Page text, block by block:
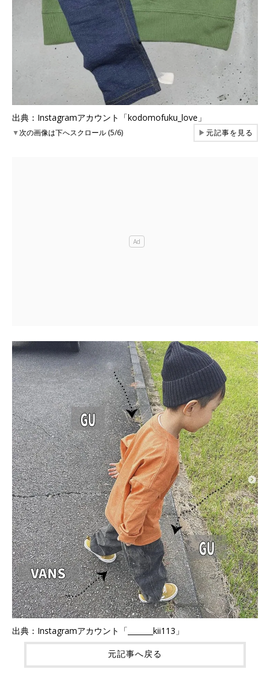
出典：Instagramアカウント「kodomofuku_love」
▼次の画像は下へスクロール (5/6) ▶元記事を見る
出典：Instagramアカウント「_______kii113」
元記事へ戻る